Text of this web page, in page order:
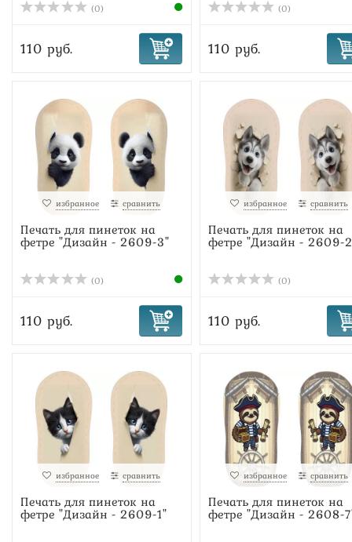
(0)
110 руб.
(0)
110 руб.
избранное сравнить
Печать для пинеток на
фетре "Дизайн - 2609-3"
(0)
110 руб.
избранное сравнить
Печать для пинеток на
фетре "Дизайн - 2609-
(0)
110 руб.
избранное сравнить
Печать для пинеток на
фетре "Дизайн - 2609-1"
избранное сравнить
Печать для пинеток на
фетре "Дизайн - 2608-